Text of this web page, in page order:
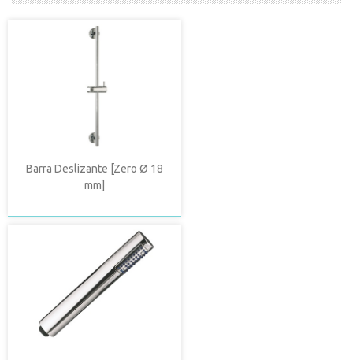
Barra Deslizante [Zero Ø 18
mm]